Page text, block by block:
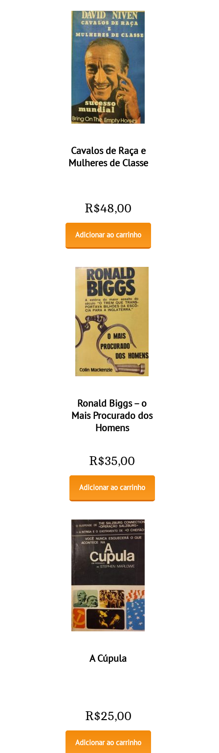
Cavalos de Raça e
Mulheres de Classe
R$48,00
Adicionar ao carrinho
Ronald Biggs – o
Mais Procurado dos
Homens
R$35,00
Adicionar ao carrinho
A Cúpula
R$25,00
Adicionar ao carrinho